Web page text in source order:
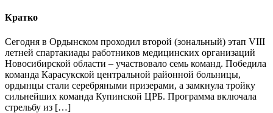
Кратко
Сегодня в Ордынском проходил второй (зональный) этап VIII
летней спартакиады работников медицинских организаций
Новосибирской области – участвовало семь команд. Победила
команда Карасукской центральной районной больницы,
ордынцы стали серебряными призерами, а замкнула тройку
сильнейших команда Купинской ЦРБ. Программа включала
стрельбу из […]